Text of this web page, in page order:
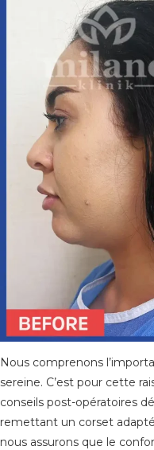
Nous comprenons
sereine. C’est pour cette
conseils post-opératoires
remettant un corset
nous assurons que le